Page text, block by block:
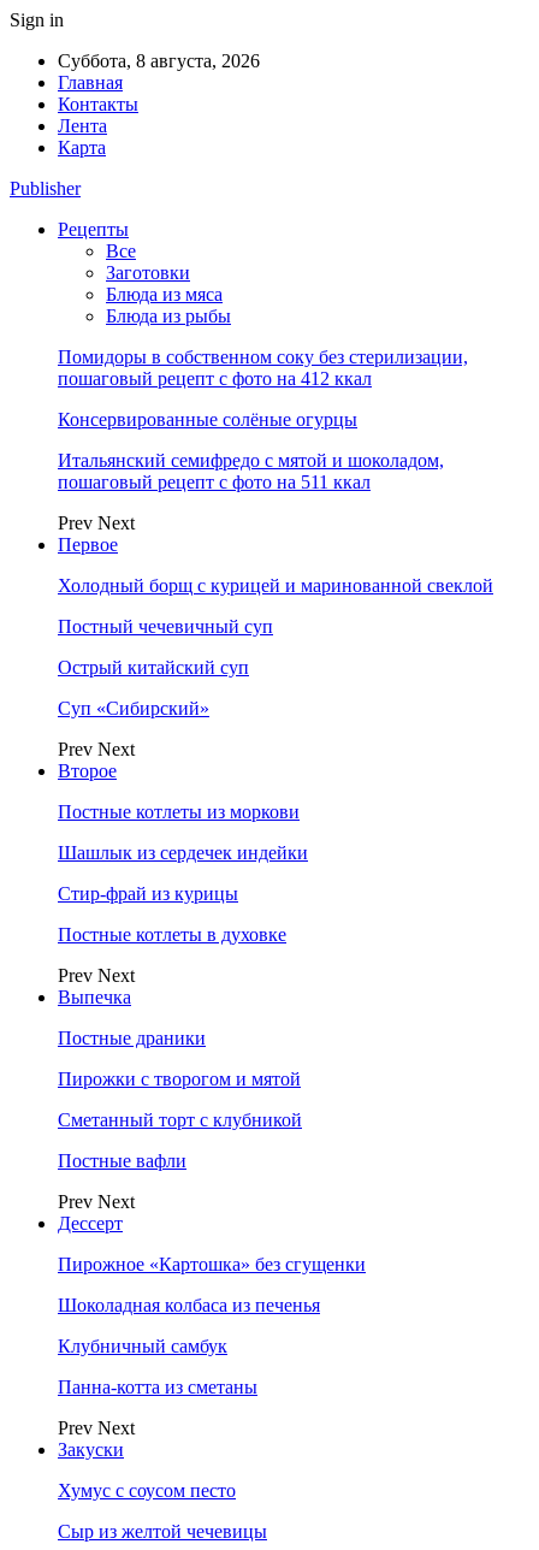
Sign in
Суббота, 8 августа, 2026
Главная
Контакты
Лента
Карта
Publisher
Рецепты
Все
Заготовки
Блюда из мяса
Блюда из рыбы
Помидоры в собственном соку без стерилизации,
пошаговый рецепт с фото на 412 ккал
Консервированные солёные огурцы
Итальянский семифредо с мятой и шоколадом,
пошаговый рецепт с фото на 511 ккал
Prev Next
Первое
Холодный борщ с курицей и маринованной свеклой
Постный чечевичный суп
Острый китайский суп
Суп «Сибирский»
Prev Next
Второе
Постные котлеты из моркови
Шашлык из сердечек индейки
Стир-фрай из курицы
Постные котлеты в духовке
Prev Next
Выпечка
Постные драники
Пирожки с творогом и мятой
Сметанный торт с клубникой
Постные вафли
Prev Next
Дессерт
Пирожное «Картошка» без сгущенки
Шоколадная колбаса из печенья
Клубничный самбук
Панна-котта из сметаны
Prev Next
Закуски
Хумус с соусом песто
Сыр из желтой чечевицы